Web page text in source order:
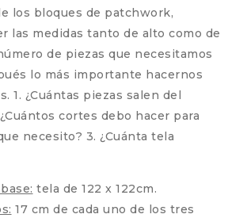
los bloques de patchwork,
las medidas tanto de alto como de
de piezas que necesitamos
lo más importante hacernos
1. ¿Cuántas piezas salen del
cortes debo hacer para
necesito? 3. ¿Cuánta tela
tela de 122 x 122cm.
17 cm de cada uno de los tres